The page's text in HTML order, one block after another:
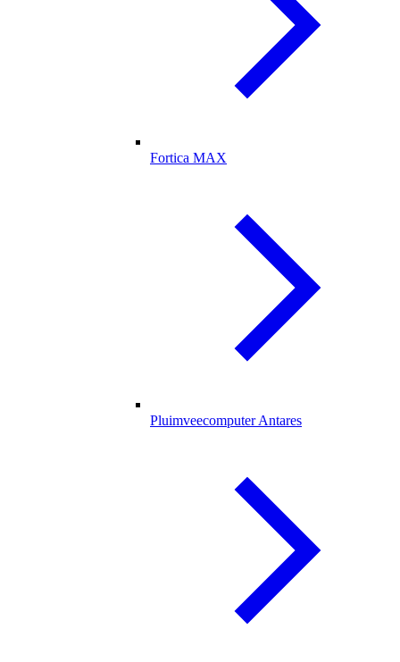
Fortica MAX
Pluimveecomputer Antares